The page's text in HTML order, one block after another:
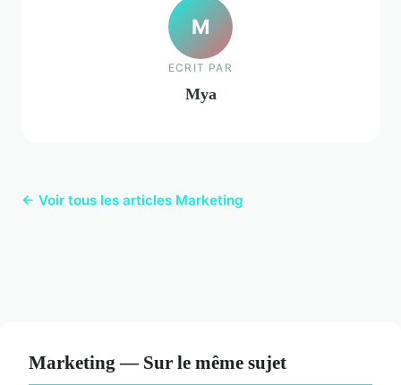
M
ECRIT PAR
Mya
← Voir tous les articles Marketing
Marketing — Sur le même sujet